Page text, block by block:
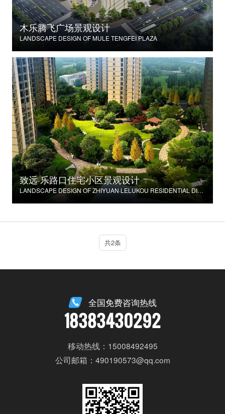
木乐腾飞广场景观设计
LANDSCAPE DESIGN OF MULE TENGFEI PLAZA
致远·乐路口住宅小区景观设计
LANDSCAPE DESIGN OF ZHIYUAN·LELUKOU RESIDENTIAL DISTRICT
共2条
全国免费咨询热线
18383430292
移动热线：15008492495
公司邮箱：490190573@qq.com